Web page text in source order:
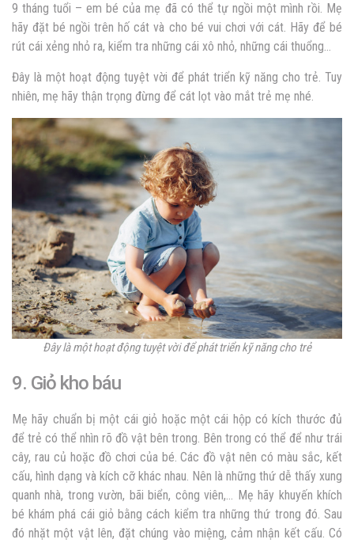
9 tháng tuổi – em bé của mẹ đã có thể tự ngồi một mình rồi. Mẹ
hãy đặt bé ngồi trên hố cát và cho bé vui chơi với cát. Hãy để bé
rút cái xẻng nhỏ ra, kiểm tra những cái xô nhỏ, những cái thuổng…
Đây là một hoạt động tuyệt vời để phát triển kỹ năng cho trẻ. Tuy
nhiên, mẹ hãy thận trọng đừng để cát lọt vào mắt trẻ mẹ nhé.
Đây là một hoạt động tuyệt vời để phát triển kỹ năng cho trẻ
9. Giỏ kho báu
Mẹ hãy chuẩn bị một cái giỏ hoặc một cái hộp có kích thước đủ
để trẻ có thể nhìn rõ đồ vật bên trong. Bên trong có thể để như trái
cây, rau củ hoặc đồ chơi của bé. Các đồ vật nên có màu sắc, kết
cấu, hình dạng và kích cỡ khác nhau. Nên là những thứ dễ thấy xung
quanh nhà, trong vườn, bãi biển, công viên,… Mẹ hãy khuyến khích
bé khám phá cái giỏ bằng cách kiểm tra những thứ trong đó. Sau
đó nhặt một vật lên, đặt chúng vào miệng, cảm nhận kết cấu. Có